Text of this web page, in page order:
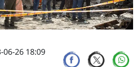
06-26 18:09